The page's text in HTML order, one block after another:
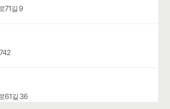
71길 9
61길 36